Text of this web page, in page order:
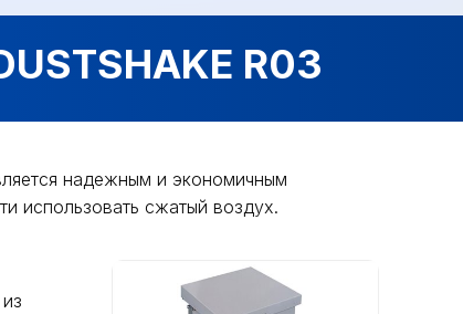
R03
надежным и экономичным
использовать сжатый воздух.